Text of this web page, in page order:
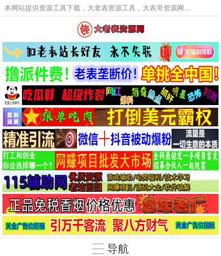
本网站提供资源工具下载，大老表资源工具，大表哥资源网软件工具，大老表资源下载，活动线报福利资源分享,活动线报，大型网游经典游戏，网络热门技术游戏辅助交流与分享。
导航